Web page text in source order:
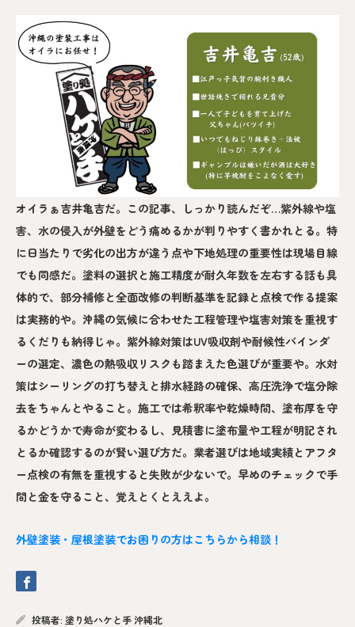
オイラぁ吉井亀吉だ。この記事、しっかり読んだぞ…紫外線や塩
害、水の侵入が外壁をどう痛めるかが判りやすく書かれとる。特
に日当たりで劣化の出方が違う点や下地処理の重要性は現場目線
でも同感だ。塗料の選択と施工精度が耐久年数を左右する話も具
体的で、部分補修と全面改修の判断基準を記録と点検で作る提案
は実務的や。沖縄の気候に合わせた工程管理や塩害対策を重視す
るくだりも納得じゃ。紫外線対策はUV吸収剤や耐候性バインダ
ーの選定、濃色の熱吸収リスクも踏まえた色選びが重要や。水対
策はシーリングの打ち替えと排水経路の確保、高圧洗浄で塩分除
去をちゃんとやること。施工では希釈率や乾燥時間、塗布厚を守
るかどうかで寿命が変わるし、見積書に塗布量や工程が明記され
とるか確認するのが賢い選び方だ。業者選びは地域実績とアフタ
ー点検の有無を重視すると失敗が少ないで。早めのチェックで手
間と金を守ること、覚えとくとええよ。
外壁塗装・屋根塗装でお困りの方はこちらから相談！
投稿者: 塗り処ハケと手 沖縄北